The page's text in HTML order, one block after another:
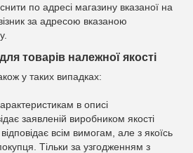
по адресі магазину вказаної на
за адресою вказаною
товарів належної якості
у таких випадках:
в описі
заявленій виробником якості
всім вимогам, але з якоїсь
Тільки за узгодженням з